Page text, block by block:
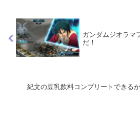
ガンダムジオラマ
だ！
紀文の豆乳飲料コンプリートできるか